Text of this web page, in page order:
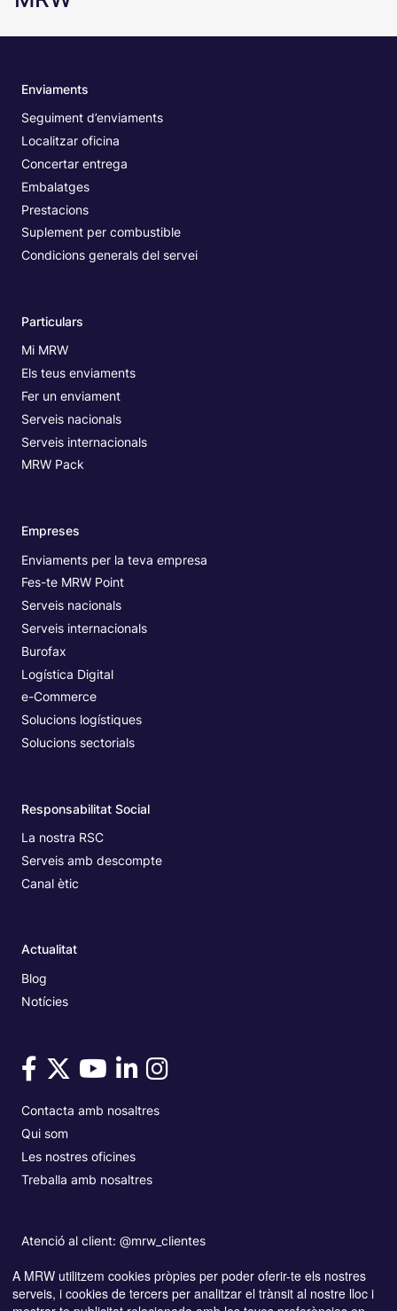
Enviaments
Seguiment d’enviaments
Localitzar oficina
Concertar entrega
Embalatges
Prestacions
Suplement per combustible
Condicions generals del servei
Particulars
Mi MRW
Els teus enviaments
Fer un enviament
Serveis nacionals
Serveis internacionals
MRW Pack
Empreses
Enviaments per la teva empresa
Fes-te MRW Point
Serveis nacionals
Serveis internacionals
Burofax
Logística Digital
e-Commerce
Solucions logístiques
Solucions sectorials
Responsabilitat Social
La nostra RSC
Serveis amb descompte
Canal ètic
Actualitat
Blog
Notícies
Contacta amb nosaltres
Qui som
Les nostres oficines
Treballa amb nosaltres
Atenció al client: @mrw_clientes
Copyright© MRW 2026 Accessibilitat
A MRW utilitzem cookies pròpies per poder oferir-te els nostres
serveis, i cookies de tercers per analitzar el trànsit al nostre lloc i